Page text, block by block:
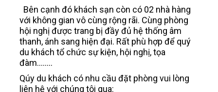
Bên cạnh đó khách sạn còn có 02 nhà hàng
với không gian vô cùng rộng rãi. Cùng phòng
hội nghị được trang bị đầy đủ hệ thống âm
thanh, ánh sang hiện đại. Rất phù hợp để quý
du khách tổ chức sự kiện, hội nghị, tọa
đàm........
Qúy du khách có nhu cầu đặt phòng vui lòng
liên hệ với chúng tôi qua: